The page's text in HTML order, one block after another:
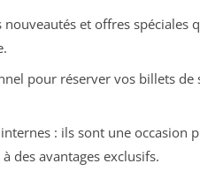
et offres spéciales
pour réserver vos billets de
: ils sont une occasion
des avantages exclusifs.